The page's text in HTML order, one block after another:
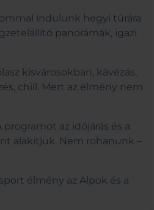
indulunk hegyi túrára
panorámák, igazi
kisvárosokban, kávézás,
chill. Mert az élmény nem
az időjárás és a
alakítjuk. Nem rohanunk –
élmény az Alpok és a